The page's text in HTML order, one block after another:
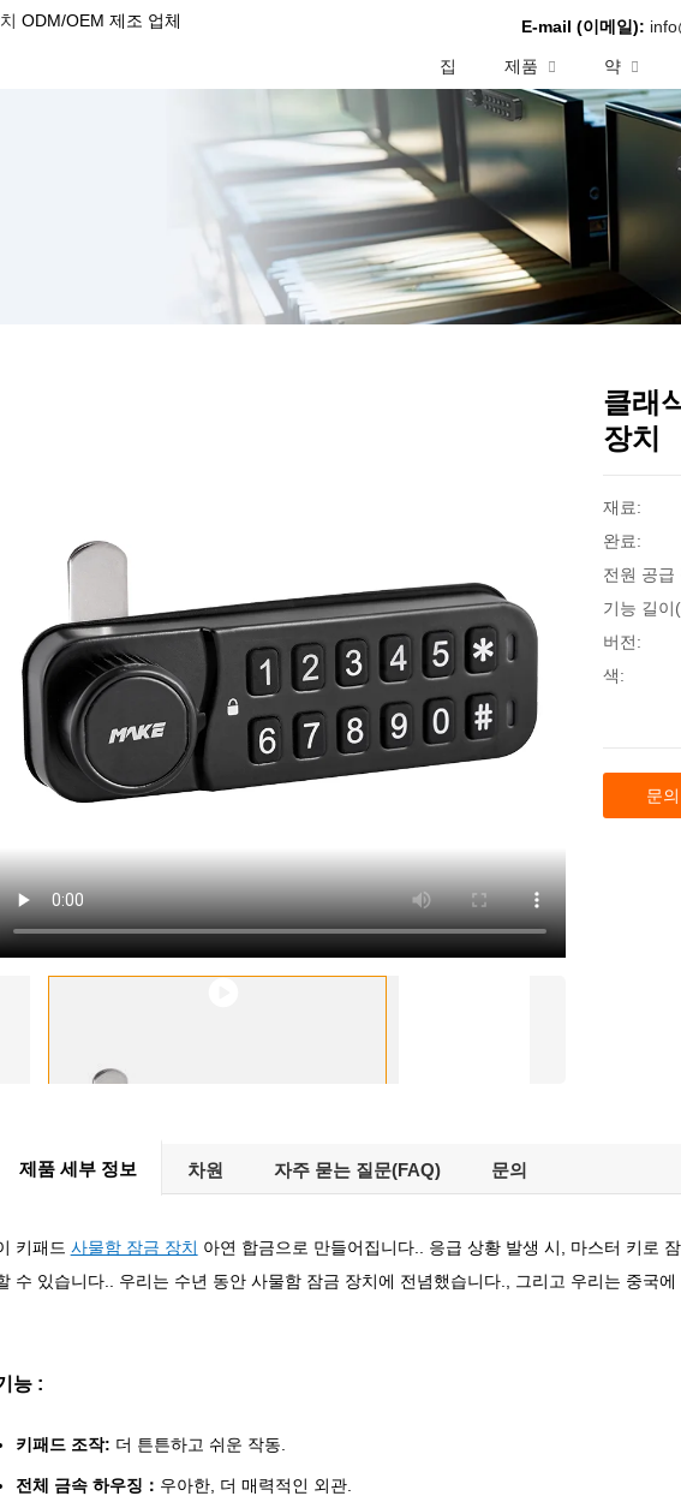
ODM/OEM 제조 업체 E-mail (이메일):
집 제품 약
클래
장치
재료:
완료:
전원 공급
기능 길이
버전:
색:
문
제품 세부 정보 차원 자주 묻는 질문(FAQ) 문의
키패드 사물함 잠금 장치 아연 합금으로 만들어집니다.. 응급 상황 발생 시, 마스터 키로
수 있습니다.. 우리는 수년 동안 사물함 잠금 장치에 전념했습니다., 그리고 우리는 중국
능 :
키패드 조작: 더 튼튼하고 쉬운 작동.
전체 금속 하우징： 우아한, 더 매력적인 외관.